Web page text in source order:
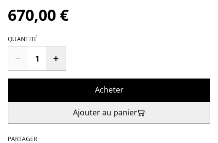
670,00 €
QUANTITÉ
Acheter
Ajouter au panier
PARTAGER